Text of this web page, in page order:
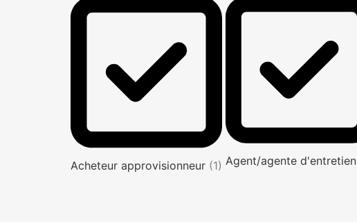
Acheteur approvisionneur (1) Agent/agente d'entretien